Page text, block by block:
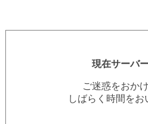
現在サーバ
ご迷惑をおか
しばらく時間を